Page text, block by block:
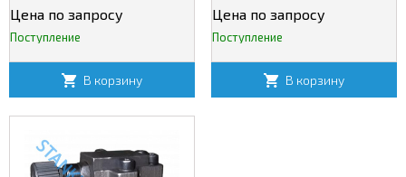
Цена по запросу
Поступление
В корзину
Цена по запросу
Поступление
В корзину